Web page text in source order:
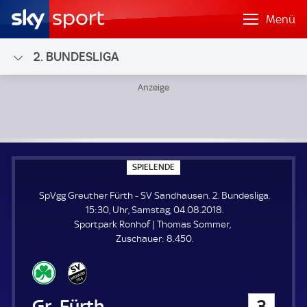
Menü
2. BUNDESLIGA
SPIELENDE
P
E
L
E
N
D
E
SpVgg Greuther Fürth - SV Sandhausen. 2. Bundesliga.
15:30, Uhr, Samstag, 04.08.2018.
Sportpark Ronhof | Thomas Sommer
Zuschauer: Z
8.450.